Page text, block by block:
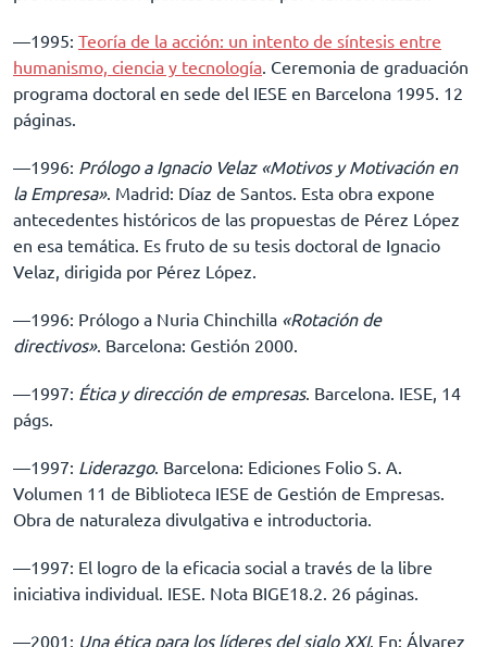
––1995: Teoría de la acción: un intento de síntesis entre
humanismo, ciencia y tecnología. Ceremonia de graduación
programa doctoral en sede del IESE en Barcelona 1995. 12
páginas.
––1996: Prólogo a Ignacio Velaz «Motivos y Motivación en
la Empresa». Madrid: Díaz de Santos. Esta obra expone
antecedentes históricos de las propuestas de Pérez López
en esa temática. Es fruto de su tesis doctoral de Ignacio
Velaz, dirigida por Pérez López.
––1996: Prólogo a Nuria Chinchilla «Rotación de
directivos». Barcelona: Gestión 2000.
––1997: Ética y dirección de empresas. Barcelona. IESE, 14
págs.
––1997: Liderazgo. Barcelona: Ediciones Folio S. A.
Volumen 11 de Biblioteca IESE de Gestión de Empresas.
Obra de naturaleza divulgativa e introductoria.
––1997: El logro de la eficacia social a través de la libre
iniciativa individual. IESE. Nota BIGE18.2. 26 páginas.
––2001: Una ética para los líderes del siglo XXI. En: Álvarez